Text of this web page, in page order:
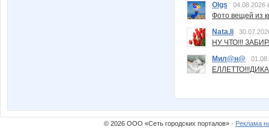
Olgs
04.08.2026
Фото вещей из
Nata.li
НУ ЧТО!!!
Мил@н@
© 2026 ООО «Сеть городских порталов» · Реклама